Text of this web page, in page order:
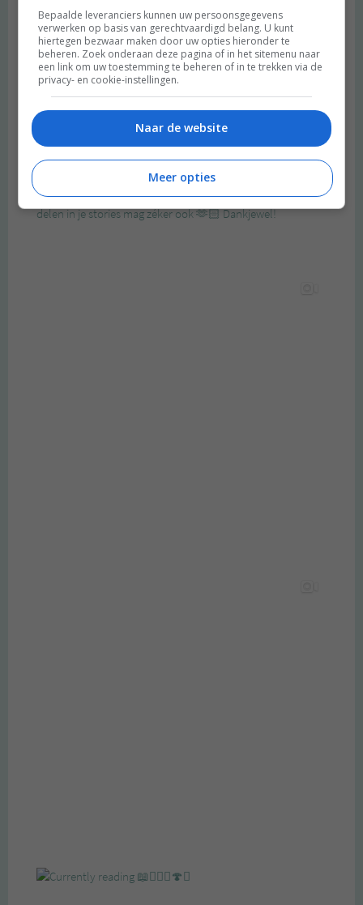
Bepaalde leveranciers kunnen uw persoonsgegevens
verwerken op basis van gerechtvaardigd belang. U kunt
hiertegen bezwaar maken door uw opties hieronder te
beheren. Zoek onderaan deze pagina of in het sitemenu naar
een link om uw toestemming te beheren of in te trekken via de
privacy- en cookie-instellingen.
Naar de website
Meer opties